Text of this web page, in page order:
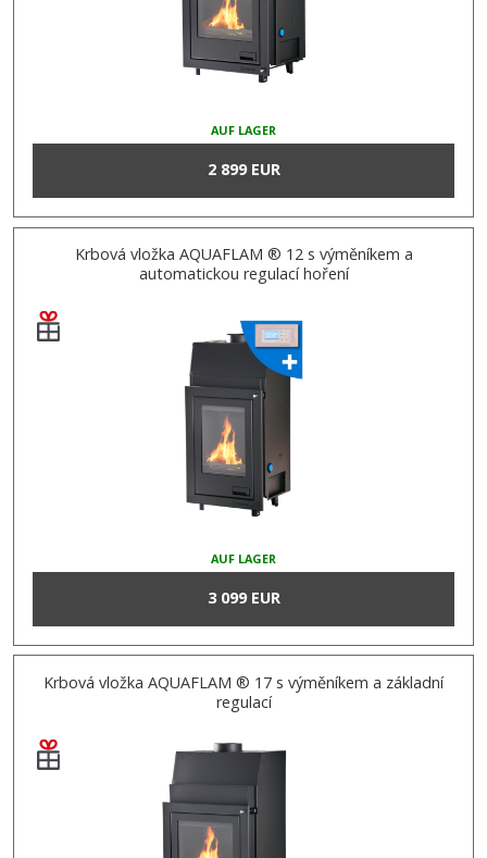
AUF LAGER
2 899 EUR
Krbová vložka AQUAFLAM ® 12 s výměníkem a
automatickou regulací hoření
AUF LAGER
3 099 EUR
Krbová vložka AQUAFLAM ® 17 s výměníkem a základní
regulací